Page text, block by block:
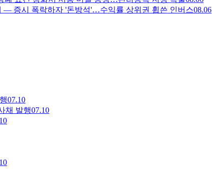
— 증시 폭락하자 '돈방석'…수익률 상위권 휩쓴 인버스08.06
07.10
채 발행07.10